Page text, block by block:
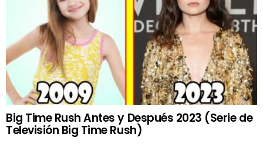
Big Time Rush Antes y Después 2023 (Serie de
Televisión Big Time Rush)